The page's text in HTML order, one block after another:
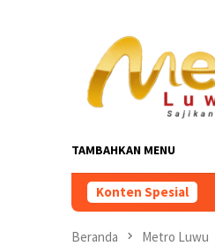
TAMBAHKAN MENU
Konten Spesial
Beranda Metro Luwu